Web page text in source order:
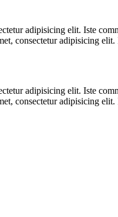
adipisicing elit. Iste
consectetur adipisicing
adipisicing elit. Iste
consectetur adipisicing